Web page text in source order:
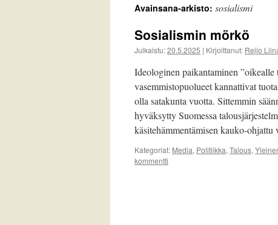
Avainsana-arkisto: sosialismi
Sosialismin mörkö
Julkaistu:20.5.2025 | Kirjoittanut: Reijo
Ideologinen paikantaminen
vasemmistopuolueet kannattivat
olla satakunta vuotta. Sittemmin
hyväksytty Suomessa
käsitehämmentämisen kauko-
Kategoriat: Media, Politiikka, Talous,
kommentti